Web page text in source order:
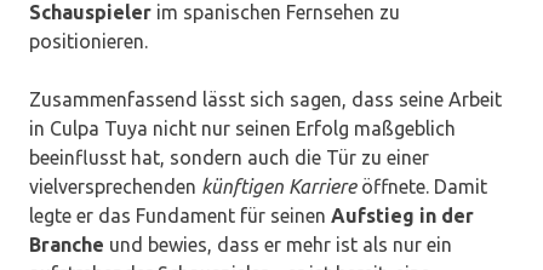
Schauspieler im spanischen Fernsehen zu
positionieren.
Zusammenfassend lässt sich sagen, dass seine Arbeit
in Culpa Tuya nicht nur seinen Erfolg maßgeblich
beeinflusst hat, sondern auch die Tür zu einer
vielversprechenden künftigen Karriereöffnete. Damit
legte er das Fundament für seinen Aufstieg in der
Branche und bewies, dass er mehr ist als nur ein